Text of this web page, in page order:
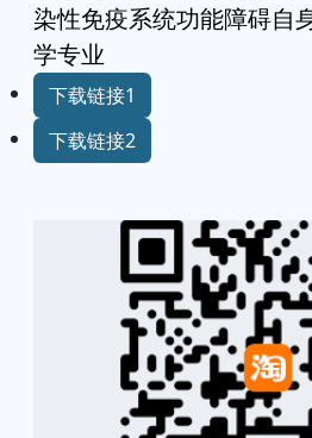
染性免疫系统功能障碍自
学专业
下载链接1
下载链接2